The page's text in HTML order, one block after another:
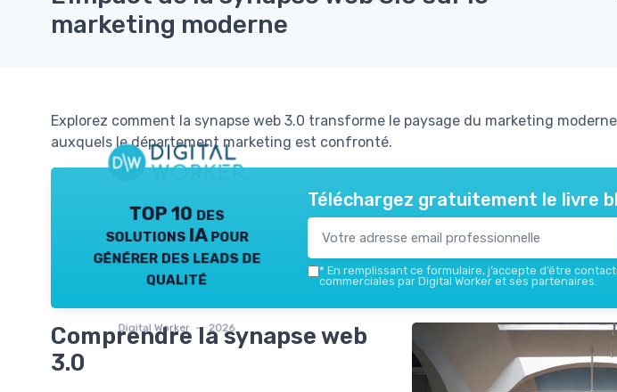
marketing moderne
Explorez comment la synapse web 3.0 transforme le paysage du marketing
auxquels le département marketing est confronté.
TOP 10 des
solutions IA pour
générer des leads de
qualité
Digital Worker — 2026
Téléchargez gratuitement le livre
* En remplissant ce formulaire, j’accepte d’être
commerciales par Digital Worker et ses partenaires.
Comprendre la synapse web
3.0